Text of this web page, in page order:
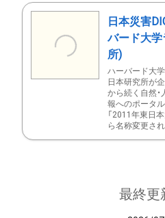
日本災害
バード大
所)
ハーバード大学
日本研究所が
から続く自然
報へのポータ
「2011年東日
ら名称変更され
最終更